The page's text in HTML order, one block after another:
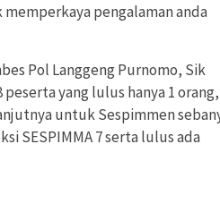
pengalaman anda
Pol Langgeng Purnomo, Sik
yang lulus hanya 1
untuk Sespimmen
SESPIMMA 7 serta lulus ada